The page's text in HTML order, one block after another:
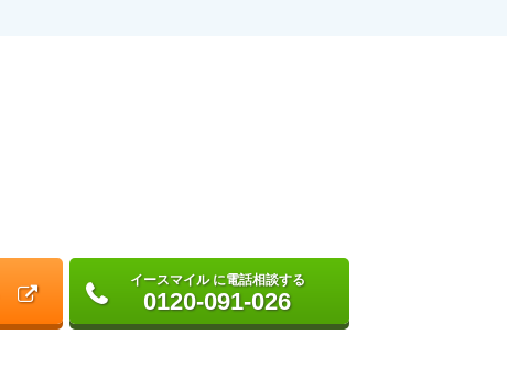
イースマイル に電話相談する
0120-091-026